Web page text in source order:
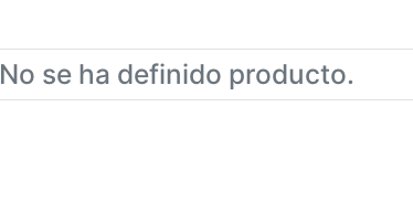
No se ha definido producto.